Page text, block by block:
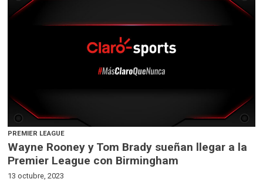
PREMIER LEAGUE
Wayne Rooney y Tom Brady sueñan llegar a la
Premier League con Birmingham
13 octubre, 2023